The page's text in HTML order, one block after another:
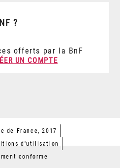
?
offerts par la BnF
UN COMPTE
de France, 2017
d'utilisation
conforme